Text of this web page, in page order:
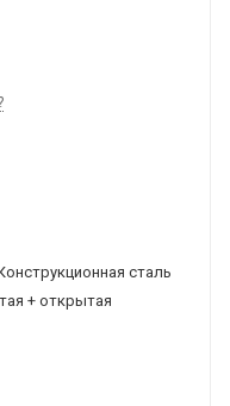
сталь
+ открытая